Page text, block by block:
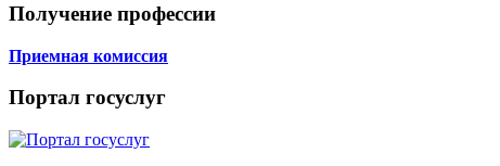
Получение профессии
Приемная комиссия
Портал госуслуг